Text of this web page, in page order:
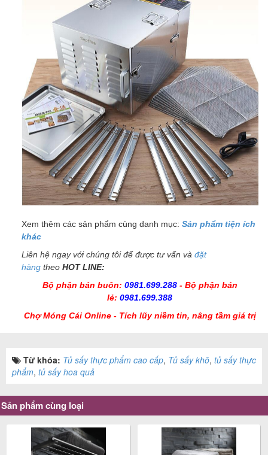
Xem thêm các sản phẩm cùng danh mục: Sản phẩm tiện ích
khác
Liên hệ ngay với chúng tôi để được tư vấn vàđặt
hàng theoHOT LINE:
Bộ phận bán buôn: 0981.699.288- Bộ phận bán
lẻ:0981.699.388
Chợ Móng Cái Online - Tích lũy niềm tin, nâng tầm giá trị
Từ khóa: Tủ sấy thực phẩm cao cấp, Tủ sấy khô, tủ sấy thực
phẩm, tủ sấy hoa quả
Sản phẩm cùng loại